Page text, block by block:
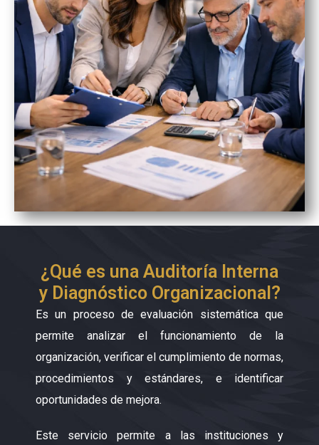
¿Qué es una Auditoría Interna
y Diagnóstico Organizacional?
Es un proceso de evaluación sistemática que
permite analizar el funcionamiento de la
organización, verificar el cumplimiento de normas,
procedimientos y estándares, e identificar
oportunidades de mejora.
Este servicio permite a las instituciones y